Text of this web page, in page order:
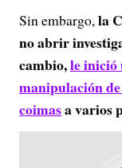
Sin embargo,la
no abrir
cambio,le inició
manipulación
coimasa varios